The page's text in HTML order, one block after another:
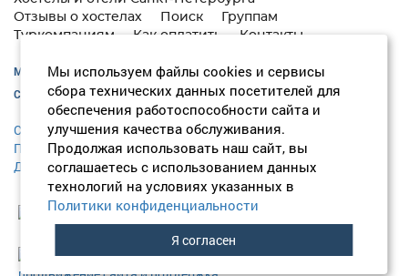
Москва:+7 (495) 646-74-40
Санкт-Петербург:+7 (812) 418-22-18
Согласие на обработку персональных данных
Политика конфиденциальности
Договор оферты
Мы используем файлы cookies и сервисы
сбора технических данных посетителей для
обеспечения работоспособности сайта и
улучшения качества обслуживания.
Продолжая использовать наш сайт, вы
соглашаетесь с использованием данных
технологий на условиях указанных в
Политики конфиденциальности
Я согласен
Отзывы о хостелах
Поиск
Группам
Туркомпаниям
Как оплатить Контакты